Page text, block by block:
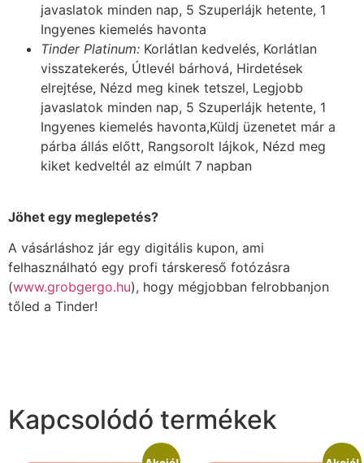
javaslatok minden nap, 5 Szuperlájk hetente, 1
Ingyenes kiemelés havonta
Tinder Platinum: Korlátlan kedvelés, Korlátlan
visszatekerés, Útlevél bárhová, Hirdetések
elrejtése, Nézd meg kinek tetszel, Legjobb
javaslatok minden nap, 5 Szuperlájk hetente, 1
Ingyenes kiemelés havonta,Küldj üzenetet már a
párba állás előtt, Rangsorolt lájkok, Nézd meg
kiket kedveltél az elmúlt 7 napban
Jöhet egy meglepetés?
A vásárláshoz jár egy digitális kupon, ami
felhasználható egy profi társkereső fotózásra
(www.grobgergo.hu), hogy mégjobban felrobbanjon
tőled a Tinder!
Kapcsolódó termékek